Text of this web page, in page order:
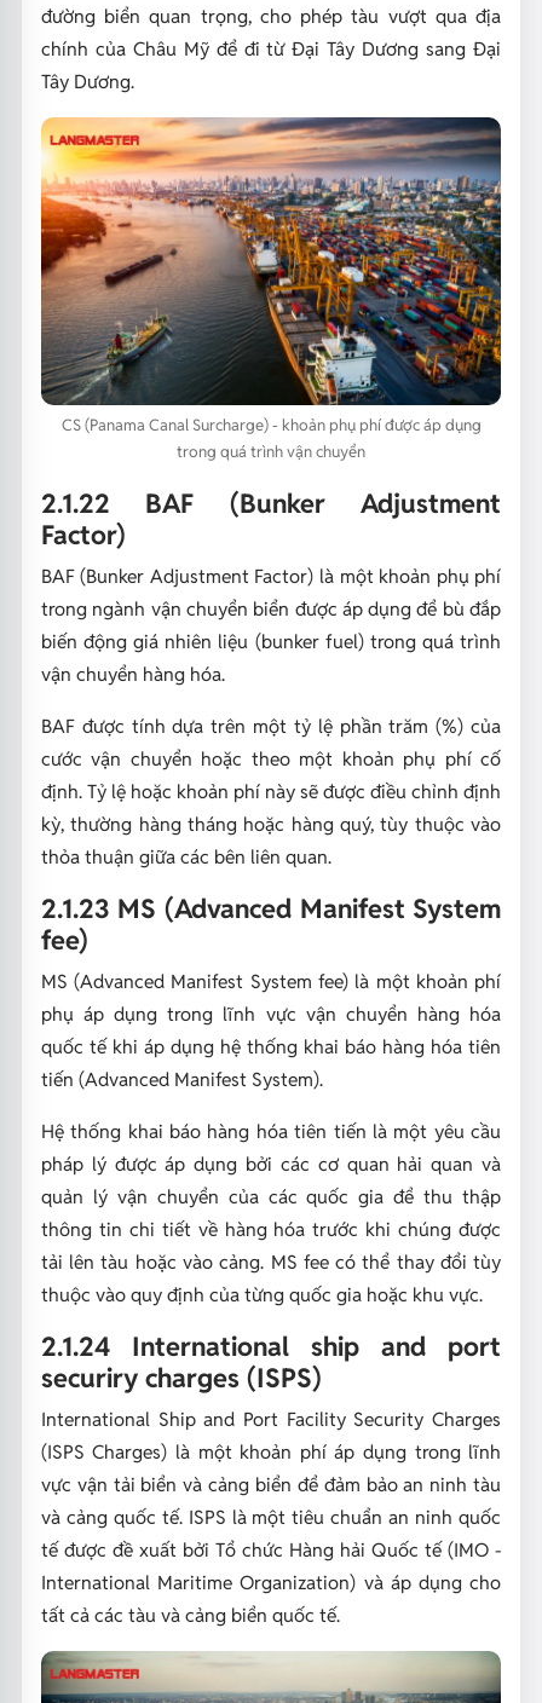
đường biển quan trọng, cho phép tàu vượt qua địa
chính của Châu Mỹ để đi từ Đại Tây Dương sang Đại
Tây Dương.
CS (Panama Canal Surcharge) - khoản phụ phí được áp dụng
trong quá trình vận chuyển
2.1.22 BAF (Bunker Adjustment
Factor)
BAF (Bunker Adjustment Factor) là một khoản phụ phí
trong ngành vận chuyển biển được áp dụng để bù đắp
biến động giá nhiên liệu (bunker fuel) trong quá trình
vận chuyển hàng hóa.
BAF được tính dựa trên một tỷ lệ phần trăm (%) của
cước vận chuyển hoặc theo một khoản phụ phí cố
định. Tỷ lệ hoặc khoản phí này sẽ được điều chỉnh định
kỳ, thường hàng tháng hoặc hàng quý, tùy thuộc vào
thỏa thuận giữa các bên liên quan.
2.1.23 MS (Advanced Manifest System
fee)
MS (Advanced Manifest System fee) là một khoản phí
phụ áp dụng trong lĩnh vực vận chuyển hàng hóa
quốc tế khi áp dụng hệ thống khai báo hàng hóa tiên
tiến (Advanced Manifest System).
Hệ thống khai báo hàng hóa tiên tiến là một yêu cầu
pháp lý được áp dụng bởi các cơ quan hải quan và
quản lý vận chuyển của các quốc gia để thu thập
thông tin chi tiết về hàng hóa trước khi chúng được
tải lên tàu hoặc vào cảng. MS fee có thể thay đổi tùy
thuộc vào quy định của từng quốc gia hoặc khu vực.
2.1.24 International ship and port
securiry charges (ISPS)
International Ship and Port Facility Security Charges
(ISPS Charges) là một khoản phí áp dụng trong lĩnh
vực vận tải biển và cảng biển để đảm bảo an ninh tàu
và cảng quốc tế. ISPS là một tiêu chuẩn an ninh quốc
tế được đề xuất bởi Tổ chức Hàng hải Quốc tế (IMO -
International Maritime Organization) và áp dụng cho
tất cả các tàu và cảng biển quốc tế.